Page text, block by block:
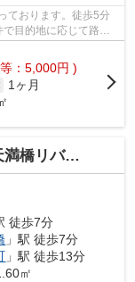
ております。徒歩5分
目的地に応じて路線
：5,000円 )
1ヶ月
バーサイド
徒歩7分
」駅 徒歩7分
」駅 徒歩13分
㎡